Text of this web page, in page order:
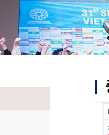
학생현황
위치/전화
전경사진